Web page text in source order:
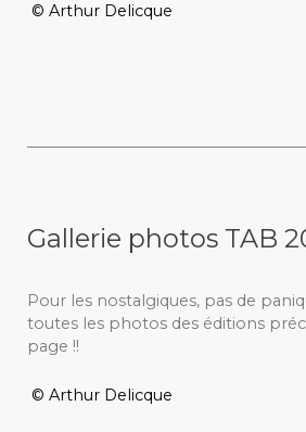
© Arthur Delicque
Gallerie photos TAB
Pour les nostalgiques, pas de
toutes les photos des éditions
page !!
© Arthur Delicque